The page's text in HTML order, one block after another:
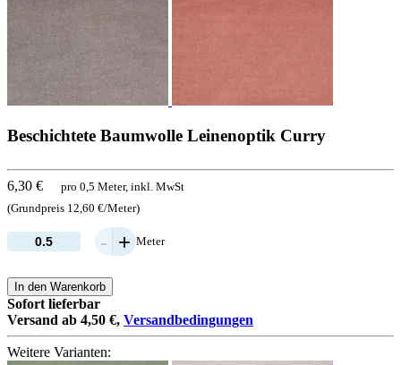
Beschichtete Baumwolle Leinenoptik Curry
6,30 €
pro 0,5 Meter, inkl. MwSt
(Grundpreis 12,60 €/Meter)
- + Meter
In den Warenkorb
Sofort lieferbar
Versand ab 4,50 €, Versandbedingungen
Weitere Varianten: